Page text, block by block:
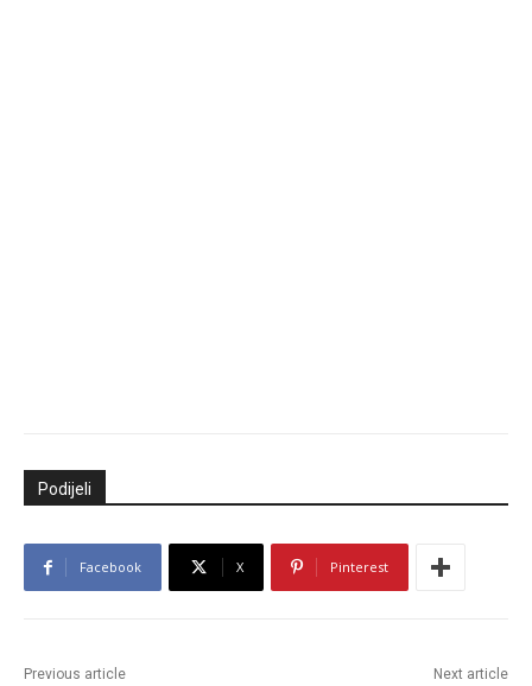
Podijeli
Facebook X Pinterest
Previous article Next article